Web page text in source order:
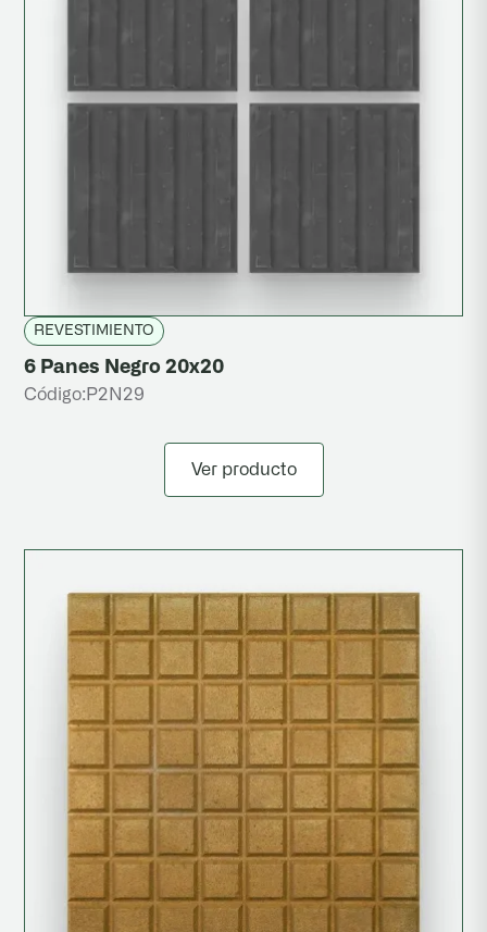
REVESTIMIENTO
6 Panes Negro 20x20
Código: P2N29
Ver producto